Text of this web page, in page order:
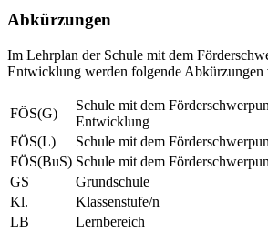
Abkürzungen
Im Lehrplan der Schule mit dem
Entwicklung werden folgende Abkürzungen
FÖS(G)
Schule mit dem
Entwicklung
FÖS(L)
Schule mit dem
FÖS(BuS) Schule mit dem
GS
Grundschule
Kl.
Klassenstufe/n
LB
Lernbereich